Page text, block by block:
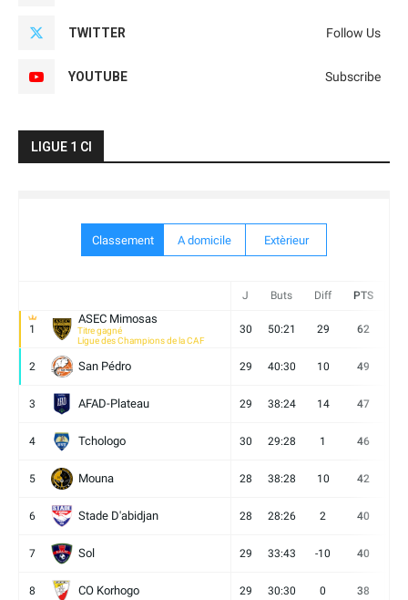
TWITTER Follow Us
YOUTUBE Subscribe
LIGUE 1 CI
Classement A domicile Extèrieur
J Buts Diff PTS
1
ASEC Mimosas
Titre gagné
Ligue des Champions de la CAF
30 50:21 29 62
2 San Pédro 29 40:30 10 49
3 AFAD-Plateau 29 38:24 14 47
4 Tchologo 30 29:28 1 46
5 Mouna 28 38:28 10 42
6 Stade D'abidjan 28 28:26 2 40
7 Sol 29 33:43 -10 40
8 CO Korhogo 29 30:30 0 38